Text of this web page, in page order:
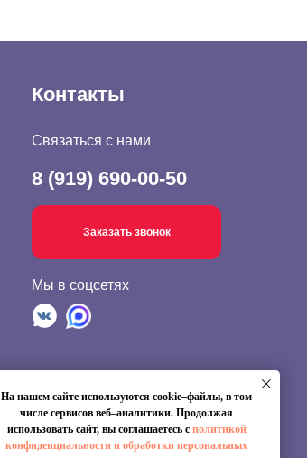
Контакты
Связаться с нами
8 (919) 690-00-50
Заказать звонок
Мы в соцсетях
На нашем сайте используются cookie–файлы, в том
числе сервисов веб–аналитики. Продолжая
использовать сайт, вы соглашаетесь с политикой
конфиденциальности и обработки персональных